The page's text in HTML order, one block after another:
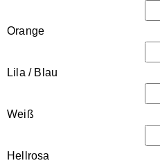
Orange
Lila / Blau
Weiß
Hellrosa